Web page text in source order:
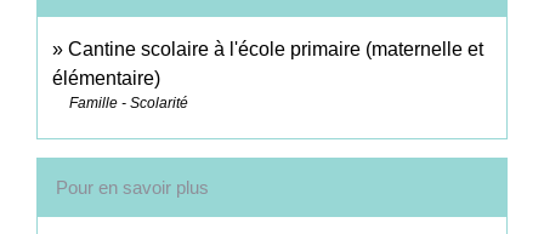
Cantine scolaire à l'école primaire (maternelle et
élémentaire)
Famille - Scolarité
Pour en savoir plus